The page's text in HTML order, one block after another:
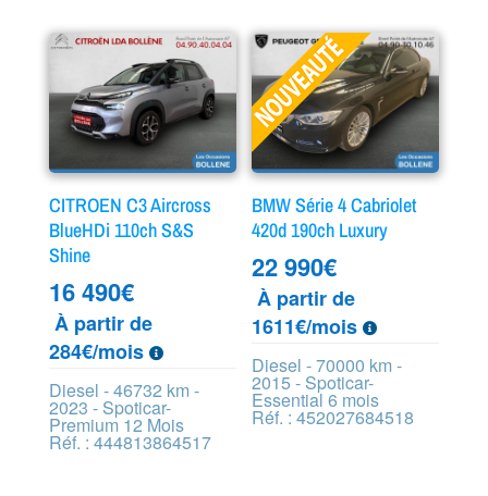
CITROEN C3 Aircross
BlueHDi 110ch S&S
Shine
16 490€
À partir de
284€/mois
Diesel - 46732 km -
2023 - Spoticar-
Premium 12 Mois
Réf. : 444813864517
BMW Série 4 Cabriolet
420d 190ch Luxury
22 990€
À partir de
1611€/mois
Diesel - 70000 km -
2015 - Spoticar-
Essential 6 mois
Réf. : 452027684518